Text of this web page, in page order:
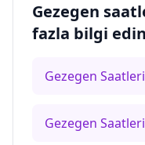
Gezegen
fazla bilgi
Gezegen
Gezegen Saatleri